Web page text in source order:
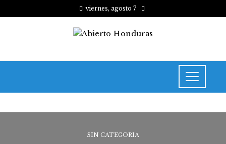
viernes, agosto 7
SIN CATEGORIA